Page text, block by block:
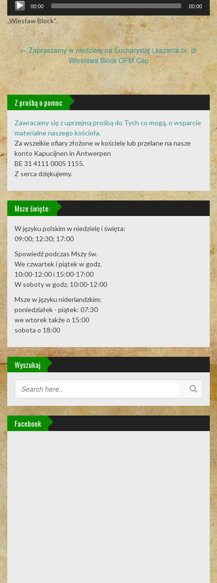
plików
dźwiękowych
00:00 00:00
„Wiesław Block”.
Post
navigation
←Zapraszamy w niedzielę na Eucharystię i kazania br. dr
Wiesława Block OFM Cap
Z prośbą o pomoc
Zawracamy się z uprzejmą prośbą do Tych co mogą, o wsparcie
materialne naszego kościoła.
Za wszelkie ofiary złożone w kościele lub przelane na nasze
konto Kapucijnen in Antwerpen
BE 31 4111 0005 1155.
Z serca dziękujemy.
Msze święte:
W języku polskim w niedzielę i święta:
09:00; 12:30; 17:00
Spowiedź podczas Mszy św.
We czwartek i piątek w godz.
10:00-12:00 i 15:00-17:00
W soboty w godz. 10:00-12:00
Msze w języku niderlandzkim:
poniedziałek - piątek: 07:30
we wtorek także o 15:00
sobota o 18:00
Wyszukaj
Facebook